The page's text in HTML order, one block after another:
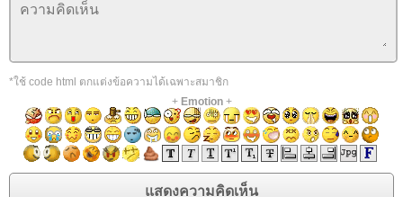
*ใช้ code html ตกแต่งข้อความได้เฉพาะสมาชิก
+ Emotion+